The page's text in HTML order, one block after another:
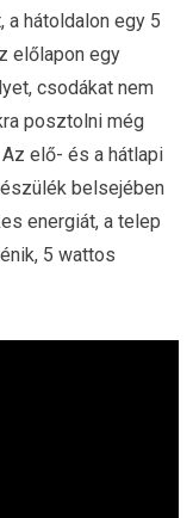
a hátoldalon egy 5
előlapon egy
csodákat nem
posztolni még
elő- és a hátlapi
belsejében
energiát, a telep
5 wattos